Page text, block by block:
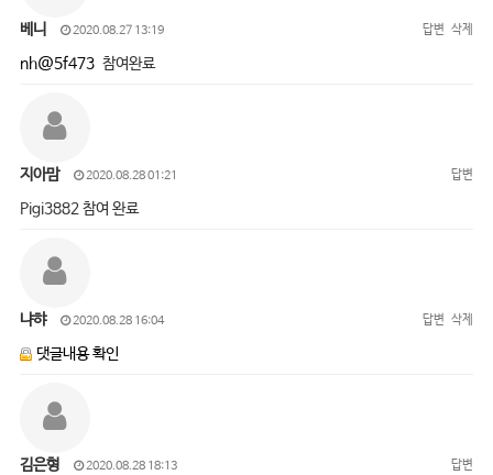
베니 2020.08.27 13:19 답변 삭제
nh@5f473참여완료
지아맘 2020.08.28 01:21 답변
Pigi3882 참여 완료
냐햐 2020.08.28 16:04 답변 삭제
댓글내용 확인
김은형 2020.08.28 18:13 답변